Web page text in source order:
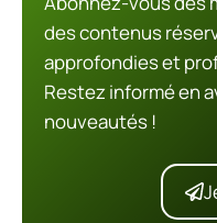
des contenus
approfondies et
Restez informé en
nouveautés !